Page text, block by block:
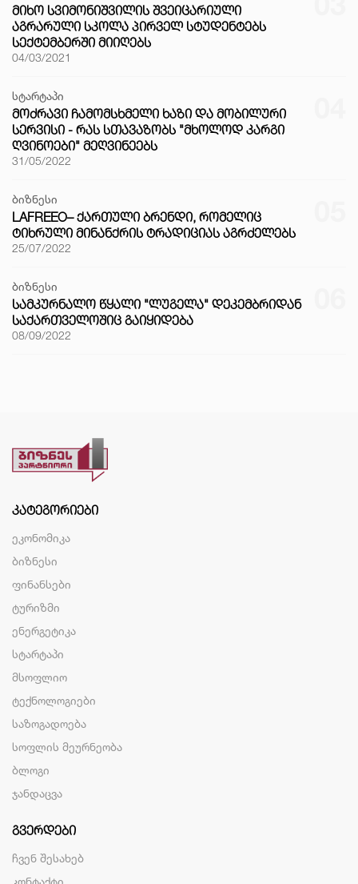
ᲛᲘᲮᲝ ᲡᲕᲘᲛᲝᲜᲘᲨᲕᲘᲚᲘᲡ ᲨᲕᲔᲘᲪᲐᲠᲘᲣᲚᲘ
ᲐᲒᲠᲐᲠᲣᲚᲘ ᲡᲙᲝᲚᲐ ᲞᲘᲠᲕᲔᲚ ᲡᲢᲣᲓᲔᲜᲢᲔᲑᲡ
ᲡᲔᲥᲢᲔᲛᲑᲔᲠᲨᲘ ᲛᲘᲘᲦᲔᲑᲡ
04/03/2021
სტარტაპი
ᲛᲝᲫᲠᲐᲕᲘ ᲩᲐᲛᲝᲛᲡᲮᲛᲔᲚᲘ ᲮᲐᲖᲘ ᲓᲐ ᲛᲝᲑᲘᲚᲣᲠᲘ
ᲡᲔᲠᲕᲘᲡᲘ - ᲠᲐᲡ ᲡᲗᲐᲕᲐᲖᲝᲑᲡ "ᲛᲮᲝᲚᲝᲓ ᲙᲐᲠᲒᲘ
ᲦᲕᲘᲜᲝᲔᲑᲘ" ᲛᲔᲦᲕᲘᲜᲔᲔᲑᲡ
31/05/2022
ბიზნესი
LAFREEO– ᲥᲐᲠᲗᲣᲚᲘ ᲑᲠᲔᲜᲓᲘ, ᲠᲝᲛᲔᲚᲘᲪ
ᲢᲘᲮᲠᲣᲚᲘ ᲛᲘᲜᲐᲜᲥᲠᲘᲡ ᲢᲠᲐᲓᲘᲪᲘᲐᲡ ᲐᲒᲠᲫᲔᲚᲔᲑᲡ
25/07/2022
ბიზნესი
ᲡᲐᲛᲙᲣᲠᲜᲐᲚᲝ ᲬᲧᲐᲚᲘ "ᲚᲣᲒᲔᲚᲐ" ᲓᲔᲙᲔᲛᲑᲠᲘᲓᲐᲜ
ᲡᲐᲥᲐᲠᲗᲕᲔᲚᲝᲨᲘᲪ ᲒᲐᲘᲧᲘᲓᲔᲑᲐ
08/09/2022
ᲙᲐᲢᲔᲒᲝᲠᲘᲔᲑᲘ
ეკონომიკა
ბიზნესი
ფინანსები
ტურიზმი
ენერგეტიკა
სტარტაპი
მსოფლიო
ტექნოლოგიები
საზოგადოება
სოფლის მეურნეობა
ბლოგი
ჯანდაცვა
ᲒᲕᲔᲠᲓᲔᲑᲘ
ჩვენ შესახებ
კონტაქტი